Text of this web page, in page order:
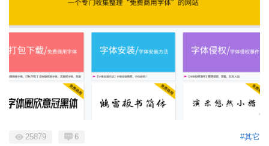
#其它
25879 6